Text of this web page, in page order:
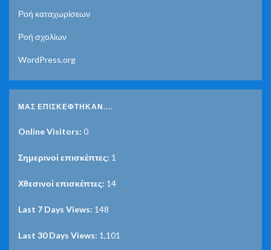
Ροή καταχωρίσεων
Ροή σχολίων
WordPress.org
ΜΑΣ ΕΠΙΣΚΈΦΤΗΚΑΝ....
Online Visitors: 0
Σημερινοί επισκέπτες: 1
Χθεσινοί επισκέπτες: 14
Last 7 Days Views: 148
Last 30 Days Views: 1,101